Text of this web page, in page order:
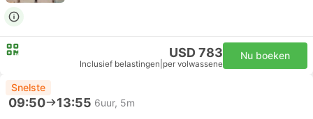
USD 783
Inclusief belastingen per volwassene
Nu boeken
Snelste
09:50 13:55 6uur, 5m